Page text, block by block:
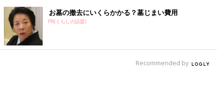
定」の採用試験に合格。9月1日付でプロ棋士として認定されまし
た。これからどんな棋士になってほしいですか？
藤田 プロになったからには、まずは日本国内のタイトルを取り
たいし、その先に世界一を目指しています。
そして、やるなら「柔道の父」と呼ばれた嘉納 治五郎のような
お墓の撤去にいくらかかる？墓じまい費用
PR(くらしの話題)
Recommended by